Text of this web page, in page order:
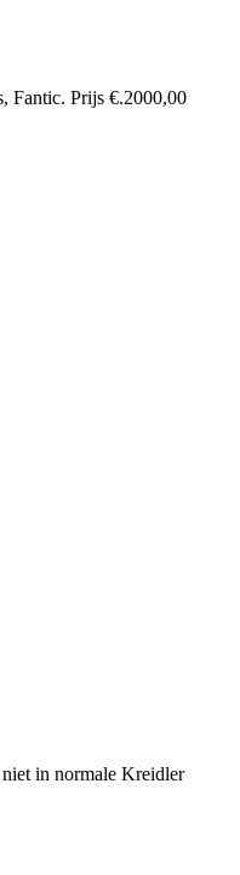
Fantic. Prijs €.2000,00
in normale Kreidler